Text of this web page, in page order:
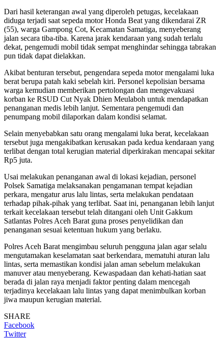
Dari hasil keterangan awal yang diperoleh petugas, kecelakaan
diduga terjadi saat sepeda motor Honda Beat yang dikendarai ZR
(55), warga Gampong Cot, Kecamatan Samatiga, menyeberang
jalan secara tiba-tiba. Karena jarak kendaraan yang sudah terlalu
dekat, pengemudi mobil tidak sempat menghindar sehingga tabrakan
pun tidak dapat dielakkan.
Akibat benturan tersebut, pengendara sepeda motor mengalami luka
berat berupa patah kaki sebelah kiri. Personel kepolisian bersama
warga kemudian memberikan pertolongan dan mengevakuasi
korban ke RSUD Cut Nyak Dhien Meulaboh untuk mendapatkan
penanganan medis lebih lanjut. Sementara pengemudi dan
penumpang mobil dilaporkan dalam kondisi selamat.
Selain menyebabkan satu orang mengalami luka berat, kecelakaan
tersebut juga mengakibatkan kerusakan pada kedua kendaraan yang
terlibat dengan total kerugian material diperkirakan mencapai sekitar
Rp5 juta.
Usai melakukan penanganan awal di lokasi kejadian, personel
Polsek Samatiga melaksanakan pengamanan tempat kejadian
perkara, mengatur arus lalu lintas, serta melakukan pendataan
terhadap pihak-pihak yang terlibat. Saat ini, penanganan lebih lanjut
terkait kecelakaan tersebut telah ditangani oleh Unit Gakkum
Satlantas Polres Aceh Barat guna proses penyelidikan dan
penanganan sesuai ketentuan hukum yang berlaku.
Polres Aceh Barat mengimbau seluruh pengguna jalan agar selalu
mengutamakan keselamatan saat berkendara, mematuhi aturan lalu
lintas, serta memastikan kondisi jalan aman sebelum melakukan
manuver atau menyeberang. Kewaspadaan dan kehati-hatian saat
berada di jalan raya menjadi faktor penting dalam mencegah
terjadinya kecelakaan lalu lintas yang dapat menimbulkan korban
jiwa maupun kerugian material.
SHARE
Facebook
Twitter